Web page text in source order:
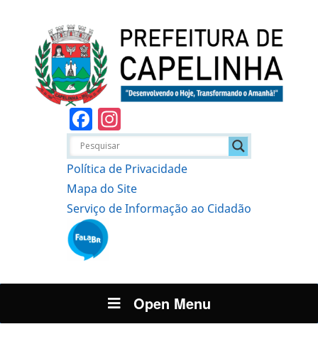
Facebook
Política de Privacidade
Mapa do Site
Serviço de Informação ao Cidadão
Open Menu